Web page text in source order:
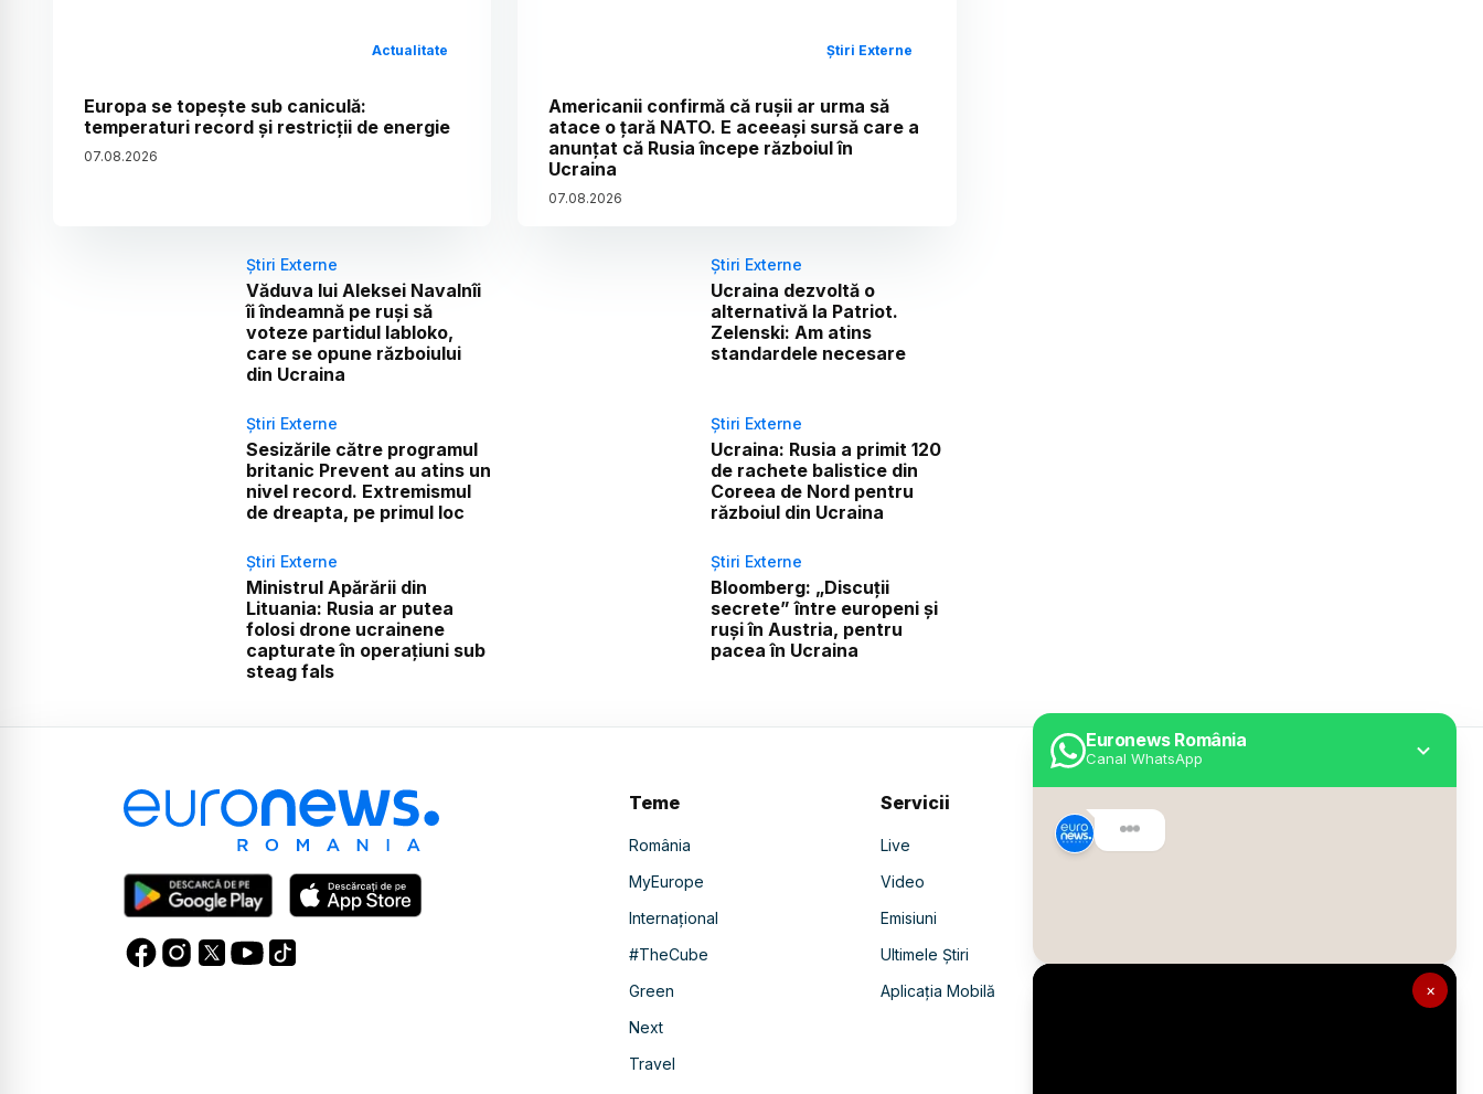
×
Euronews România
Canal WhatsApp
Actualitate
Europa se topește sub caniculă:
temperaturi record și restricții de energie
07.08.2026
Știri Externe
Americanii confirmă că rușii ar urma să
atace o țară NATO. E aceeași sursă care a
anunțat că Rusia începe războiul în
Ucraina
07.08.2026
Știri Externe
Văduva lui Aleksei Navalnîi
îi îndeamnă pe ruși să
voteze partidul Iabloko,
care se opune războiului
din Ucraina
Știri Externe
Ucraina dezvoltă o
alternativă la Patriot.
Zelenski: Am atins
standardele necesare
Știri Externe
Sesizările către programul
britanic Prevent au atins un
nivel record. Extremismul
de dreapta, pe primul loc
Știri Externe
Ucraina: Rusia a primit 120
de rachete balistice din
Coreea de Nord pentru
războiul din Ucraina
Știri Externe
Ministrul Apărării din
Lituania: Rusia ar putea
folosi drone ucrainene
capturate în operațiuni sub
steag fals
Știri Externe
Bloomberg: „Discuții
secrete” între europeni și
ruși în Austria, pentru
pacea în Ucraina
Teme
România
MyEurope
Internațional
#TheCube
Green
Next
Travel
Servicii
Live
Video
Emisiuni
Ultimele Știri
Aplicația Mobilă
Despre Euronews